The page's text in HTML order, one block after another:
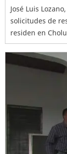
José Luis
solicitudes de
residen en